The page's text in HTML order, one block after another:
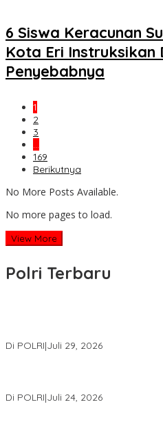
6 Siswa Keracunan
Kota Eri Instruksikan
Penyebabnya
1
2
3
…
169
Berikutnya
No More Posts Available.
No more pages to load.
View More
Polri Terbaru
Di POLRI|Juli 29, 2026
Di POLRI|Juli 24, 2026